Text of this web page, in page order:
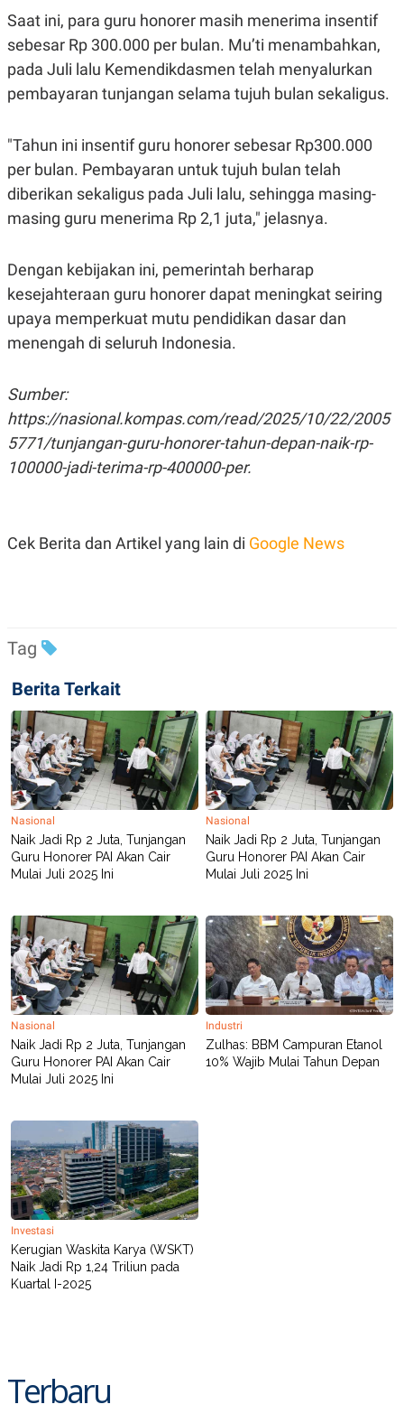
A
D
T
A
G
S
N
A
N
T
V
P
U
JARINGAN
O
T
A
A
D
E
M
R
S
E
E
A
S
E
A
N
T
K
I
M
E
E
P
A
P
E
R
A
D
V
E
R
T
S
I
N
G
M
E
D
I
A
.
I
D
OF
USE
PEDOMAN
PEMBERITAAN
SIBER
PRIVACY
POLICY
Saat ini, para guru honorer masih menerima insentif
sebesar Rp 300.000 per bulan. Mu’ti menambahkan,
pada Juli lalu Kemendikdasmen telah menyalurkan
pembayaran tunjangan selama tujuh bulan sekaligus.
"Tahun ini insentif guru honorer sebesar Rp300.000
per bulan. Pembayaran untuk tujuh bulan telah
diberikan sekaligus pada Juli lalu, sehingga masing-
masing guru menerima Rp 2,1 juta," jelasnya.
Dengan kebijakan ini, pemerintah berharap
kesejahteraan guru honorer dapat meningkat seiring
upaya memperkuat mutu pendidikan dasar dan
menengah di seluruh Indonesia.
Sumber:
https://nasional.kompas.com/read/2025/10/22/2005
5771/tunjangan-guru-honorer-tahun-depan-naik-rp-
100000-jadi-terima-rp-400000-per.
Cek Berita dan Artikel yang lain di Google News
Tag
Berita Terkait
Nasional
Naik Jadi Rp 2 Juta, Tunjangan
Guru Honorer PAI Akan Cair
Mulai Juli 2025 Ini
Nasional
Naik Jadi Rp 2 Juta, Tunjangan
Guru Honorer PAI Akan Cair
Mulai Juli 2025 Ini
Nasional
Naik Jadi Rp 2 Juta, Tunjangan
Guru Honorer PAI Akan Cair
Mulai Juli 2025 Ini
Industri
Zulhas: BBM Campuran Etanol
10% Wajib Mulai Tahun Depan
Investasi
Kerugian Waskita Karya (WSKT)
Naik Jadi Rp 1,24 Triliun pada
Kuartal I-2025
Terbaru